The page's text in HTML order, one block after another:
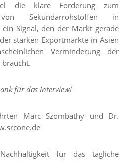
die klare Forderung zum
von Sekundärrohstoffen in
Signal, den der Markt gerade
starken Exportmärkte in Asien
Verminderung der
braucht.
für das Interview!
Marc Szombathy und Dr.
für das tägliche